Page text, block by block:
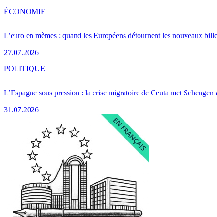
L’euro en mèmes : quand les Européens détournent les nouveaux
27.07.2026
ÉCONOMIE
L’Espagne sous pression : la crise migratoire de Ceuta met Schengen
31.07.2026
POLITIQUE